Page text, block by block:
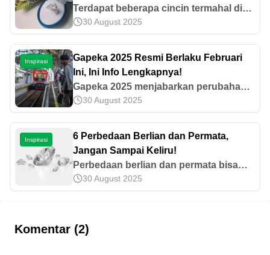
Terdapat beberapa cincin termahal di
dunia untuk pertunangan maupun
pernikahan dengan harga yang
beragam. Untuk informasi
selengkapnya, simak di sini!
30 August 2025
Inspirasi
Gapeka 2025 Resmi Berlaku Februari
Ini, Ini Info Lengkapnya!
Gapeka 2025 menjabarkan perubahan
pada KAJJ, Commuter Lokal, dan
Whoosh serta peningkatan kecepatan
waktu tempuh. Simak informasinya di
sini!
30 August 2025
Inspirasi
6 Perbedaan Berlian dan Permata,
Jangan Sampai Keliru!
Perbedaan berlian dan permata bisa
terlihat melalui beberapa hal, seperti
warna, harga, dan keawetannya. Yuk,
artikel ini!
30 August 2025
Komentar (2)